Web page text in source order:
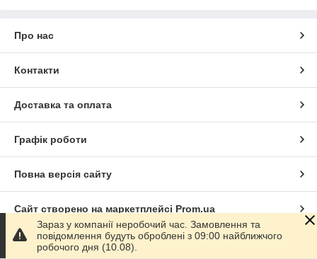
Про нас
Контакти
Доставка та оплата
Графік роботи
Повна версія сайту
Сайт створено на маркетплейсі Prom.ua
Політика конфіденційності
Зараз у компанії неробочий час. Замовлення та
повідомлення будуть оброблені з 09:00 найближчого
робочого дня (10.08).